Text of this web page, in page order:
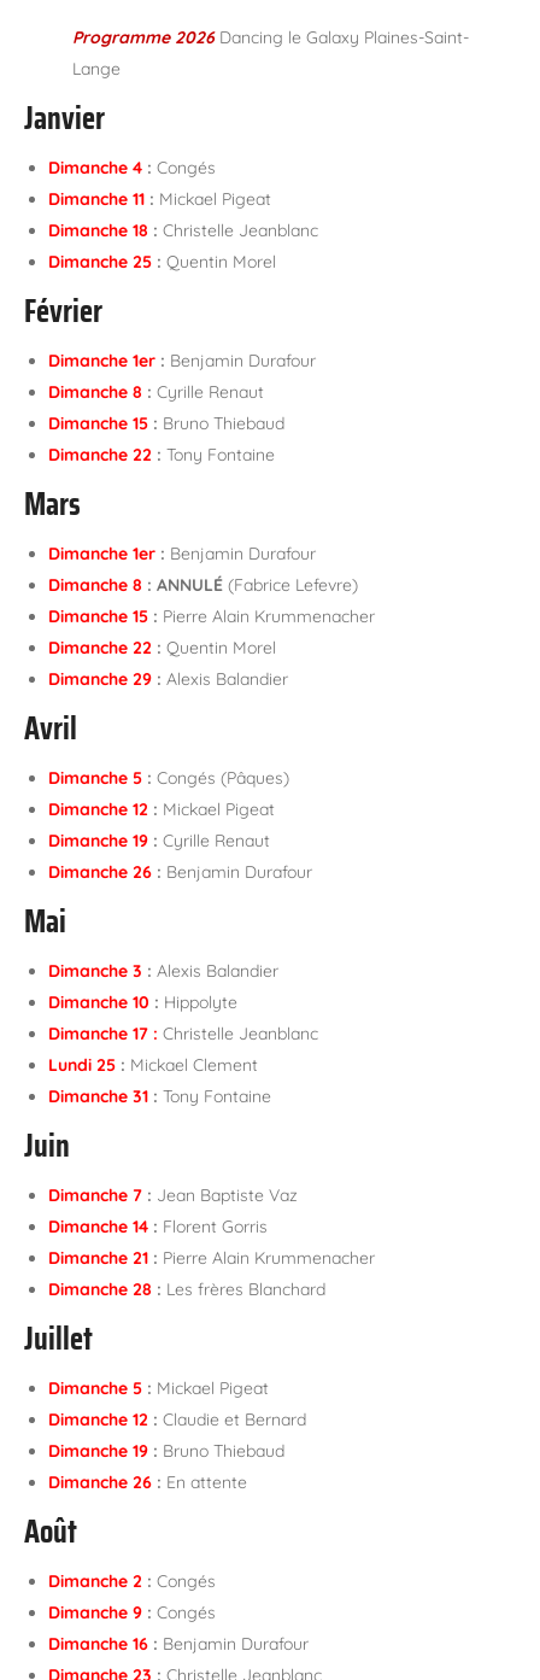
Programme 2026 Dancing le Galaxy Plaines-Saint-
Lange
Janvier
Dimanche 4 : Congés
Dimanche 11 : Mickael Pigeat
Dimanche 18 : Christelle Jeanblanc
Dimanche 25 : Quentin Morel
Février
Dimanche 1er : Benjamin Durafour
Dimanche 8 : Cyrille Renaut
Dimanche 15 : Bruno Thiebaud
Dimanche 22 : Tony Fontaine
Mars
Dimanche 1er : Benjamin Durafour
Dimanche 8 : ANNULÉ (Fabrice Lefevre)
Dimanche 15 : Pierre Alain Krummenacher
Dimanche 22 : Quentin Morel
Dimanche 29 : Alexis Balandier
Avril
Dimanche 5 : Congés (Pâques)
Dimanche 12 : Mickael Pigeat
Dimanche 19 : Cyrille Renaut
Dimanche 26 : Benjamin Durafour
Mai
Dimanche 3 : Alexis Balandier
Dimanche 10 : Hippolyte
Dimanche 17 : Christelle Jeanblanc
Lundi 25 : Mickael Clement
Dimanche 31 : Tony Fontaine
Juin
Dimanche 7 : Jean Baptiste Vaz
Dimanche 14 : Florent Gorris
Dimanche 21 : Pierre Alain Krummenacher
Dimanche 28 : Les frères Blanchard
Juillet
Dimanche 5 : Mickael Pigeat
Dimanche 12 : Claudie et Bernard
Dimanche 19 : Bruno Thiebaud
Dimanche 26 : En attente
Août
Dimanche 2 : Congés
Dimanche 9 : Congés
Dimanche 16 : Benjamin Durafour
Dimanche 23 : Christelle Jeanblanc